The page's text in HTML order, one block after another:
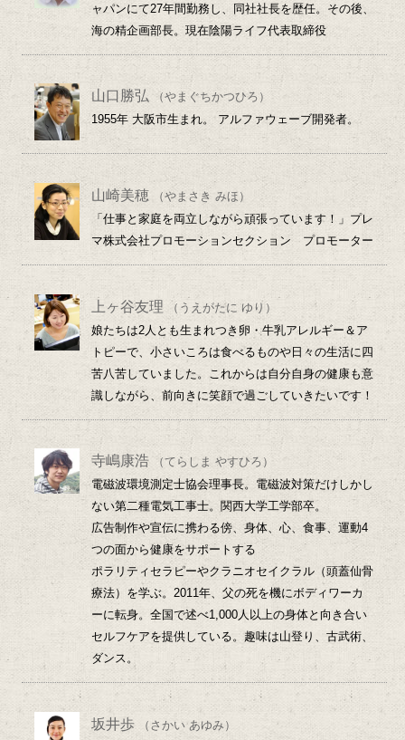
ャパンにて27年間勤務し、同社社長を歴任。その後、
海の精企画部長。現在陰陽ライフ代表取締役
山口勝弘 （やまぐちかつひろ）
1955年 大阪市生まれ。 アルファウェーブ開発者。
山崎美穂
（やまさき みほ）
「仕事と家庭を両立しながら頑張っています！」プレ
マ株式会社プロモーションセクション プロモーター
上ヶ谷友理
（うえがたに ゆり）
娘たちは2人とも生まれつき卵・牛乳アレルギー＆ア
トピーで、小さいころは食べるものや日々の生活に四
苦八苦していました。これからは自分自身の健康も意
識しながら、前向きに笑顔で過ごしていきたいです！
寺嶋康浩 （てらしま やすひろ）
電磁波環境測定士協会理事長。電磁波対策だけしかし
ない第二種電気工事士。関西大学工学部卒。
広告制作や宣伝に携わる傍、身体、心、食事、運動4
つの面から健康をサポートする
ポラリティセラピーやクラニオセイクラル（頭蓋仙骨
療法）を学ぶ。2011年、父の死を機にボディワーカ
ーに転身。全国で述べ1,000人以上の身体と向き合い
セルフケアを提供している。趣味は山登り、古武術、
ダンス。
坂井歩 （さかい あゆみ）